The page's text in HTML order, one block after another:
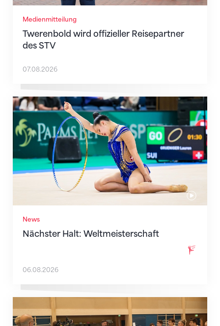
Medienmitteilung
Twerenbold wird offizieller Reisepartner
des STV
07.08.2026
News
Nächster Halt: Weltmeisterschaft
Nächster Halt: Weltmeisterschaft
06.08.2026
Mit klaren Zielen nach Zagreb